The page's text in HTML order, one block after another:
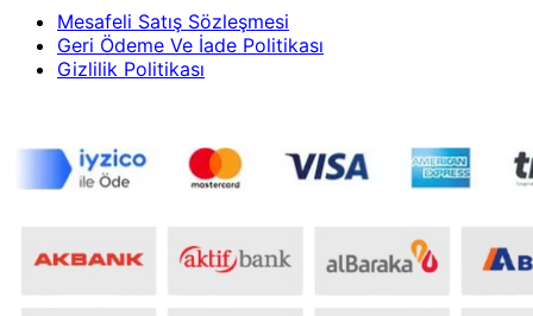
Mesafeli Satış Sözleşmesi
Geri Ödeme Ve İade Politikası
Gizlilik Politikası